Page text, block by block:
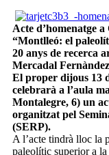
Acte d’homenatge
“Montlleó: el
20 anys de recerca
Mercadal
El proper dijous 13
celebrarà a l’aula
Montalegre, 6) un
organitzat pel
(SERP).
A l’acte tindrà lloc la
paleolític superior a la